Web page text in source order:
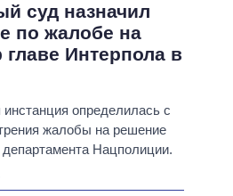
суд назначил
по жалобе на
главе Интерпола в
инстанция определилась с
жалобы на решение
департамента Нацполиции.